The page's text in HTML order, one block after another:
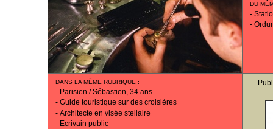
DU
-
-
DANS LA MÊME RUBRIQUE :
- Parisien / Sébastien, 34 ans.
- Guide touristique sur des croisières
- Architecte en visée stellaire
- Ecrivain public